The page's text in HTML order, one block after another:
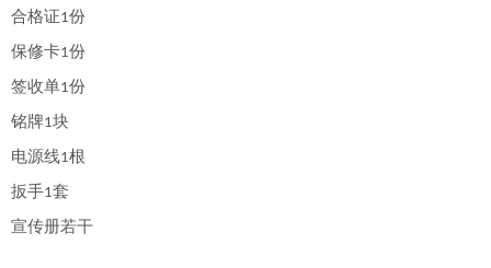
合格证1份
保修卡1份
签收单1份
铭牌1块
电源线1根
扳手1套
宣传册若干